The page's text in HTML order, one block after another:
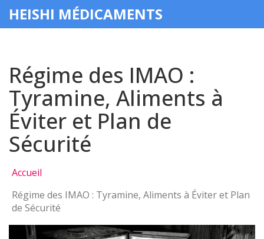
HEISHI MÉDICAMENTS
Régime des IMAO :
Tyramine, Aliments à
Éviter et Plan de
Sécurité
Accueil
Régime des IMAO : Tyramine, Aliments à Éviter et Plan
de Sécurité